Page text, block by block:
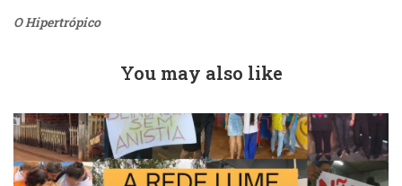
O Hipertrópico
You may also like